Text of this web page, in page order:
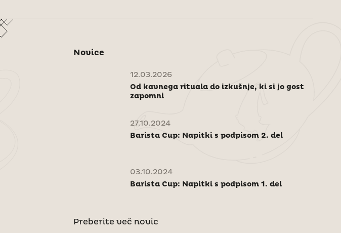
Novice
12.03.2026
Od kavnega rituala do izkušnje, ki si jo gost
zapomni
27.10.2024
Barista Cup: Napitki s podpisom 2. del
03.10.2024
Barista Cup: Napitki s podpisom 1. del
Preberite več novic